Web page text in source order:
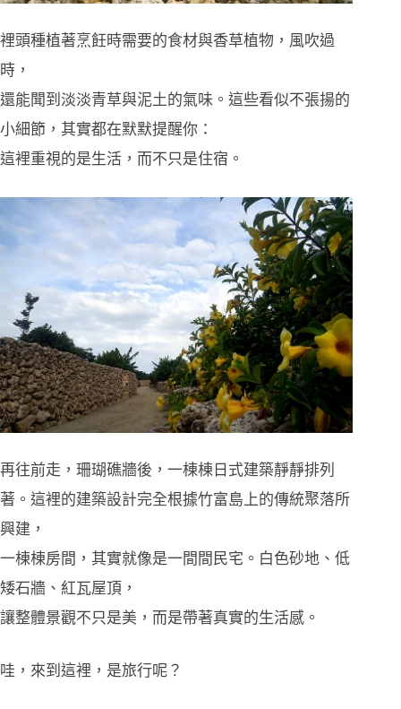
裡頭種植著烹飪時需要的食材與香草植物，風吹過
時，
還能聞到淡淡青草與泥土的氣味。這些看似不張揚的
小細節，其實都在默默提醒你：
這裡重視的是生活，而不只是住宿。
再往前走，珊瑚礁牆後，一棟棟日式建築靜靜排列
著。這裡的建築設計完全根據竹富島上的傳統聚落所
興建，
一棟棟房間，其實就像是一間間民宅。白色砂地、低
矮石牆、紅瓦屋頂，
讓整體景觀不只是美，而是帶著真實的生活感。
哇，來到這裡，是旅行呢？